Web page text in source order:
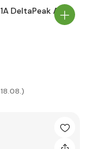
DeltaPeak AC